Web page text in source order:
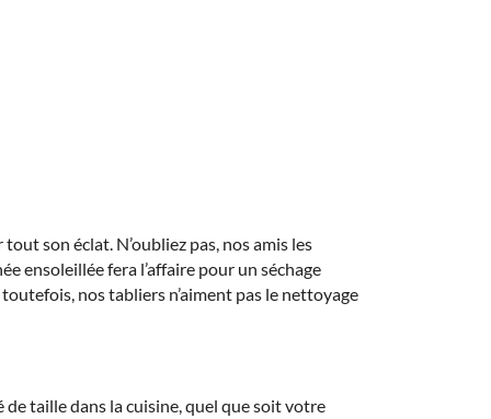
son éclat. N’oubliez pas, nos amis les
ensoleillée fera l’affaire pour un séchage
nos tabliers n’aiment pas le nettoyage
de taille dans la cuisine, quel que soit votre